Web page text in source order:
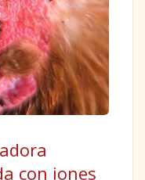
con iones